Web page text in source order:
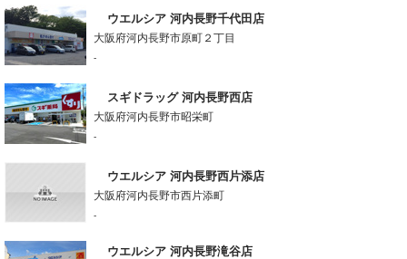
ウエルシア 河内長野千代田店
大阪府河内長野市原町２丁目
-
スギドラッグ 河内長野西店
大阪府河内長野市昭栄町
-
ウエルシア 河内長野西片添店
大阪府河内長野市西片添町
-
ウエルシア 河内長野滝谷店